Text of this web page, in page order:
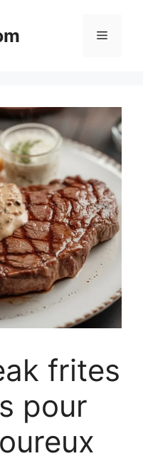
Menu
frites
pour